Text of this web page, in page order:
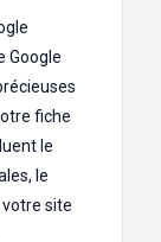
Google
fiche
le
le
site